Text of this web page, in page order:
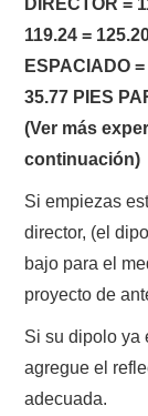
119.24 =
ESPACIADO
35.77 PIES
(Ver más
continuación)
Si empiezas
director, (el
bajo para el
proyecto de
Si su dipolo ya
agregue el
adecuada.